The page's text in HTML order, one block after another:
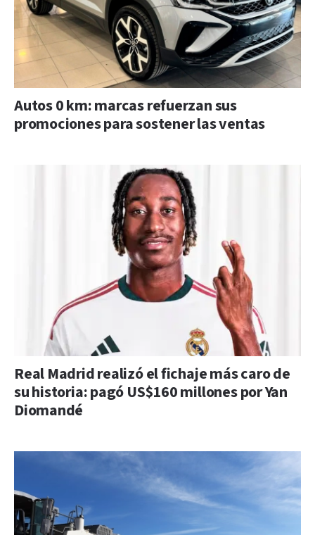
Autos 0 km: marcas refuerzan sus
promociones para sostener las ventas
Real Madrid realizó el fichaje más caro de
su historia: pagó US$160 millones por Yan
Diomandé